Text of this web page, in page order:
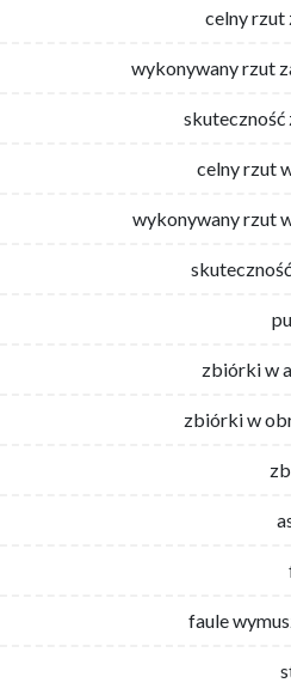
celny rzut
wykonywany rzut
skuteczność
celny rzut
wykonywany rzut
zbiórki w
zbiórki w
faule